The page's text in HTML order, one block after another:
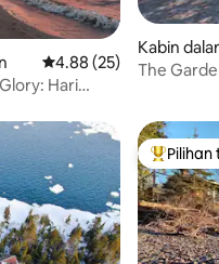
Penarafan purata 4.88
4.88 (25)
Hari
Kabin
The
Pilihan